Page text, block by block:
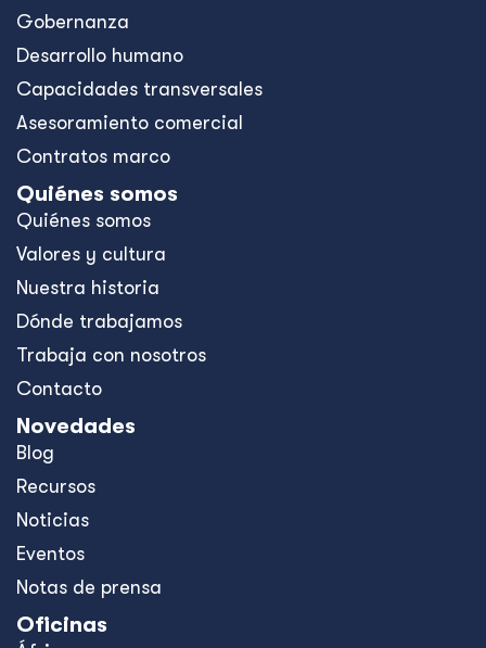
Gobernanza
Desarrollo humano
Capacidades transversales
Asesoramiento comercial
Contratos marco
Quiénes somos
Quiénes somos
Valores y cultura
Nuestra historia
Dónde trabajamos
Trabaja con nosotros
Contacto
Novedades
Blog
Recursos
Noticias
Eventos
Notas de prensa
Oficinas